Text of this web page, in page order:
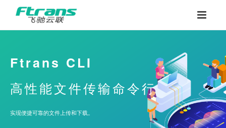
Ftrans CLI
高性能文件传输命令行
实现便捷可靠的文件上传和下载。